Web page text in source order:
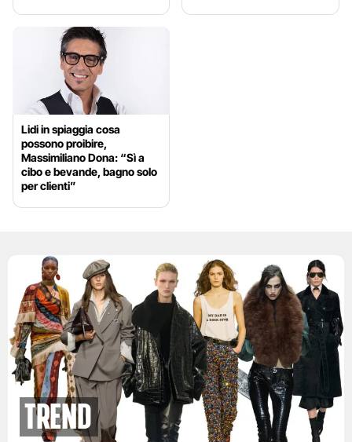
Lidi in spiaggia cosa
possono proibire,
Massimiliano Dona: “Sì a
cibo e bevande, bagno solo
per clienti”
Trend